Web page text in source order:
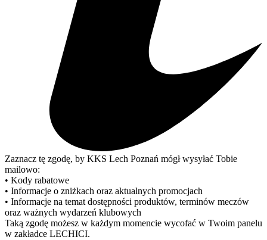
Zaznacz tę zgodę, by KKS Lech Poznań mógł wysyłać Tobie
mailowo:
• Kody rabatowe
• Informacje o zniżkach oraz aktualnych promocjach
• Informacje na temat dostępności produktów, terminów meczów
oraz ważnych wydarzeń klubowych
Taką zgodę możesz w każdym momencie wycofać w Twoim panelu
w zakładce LECHICI.